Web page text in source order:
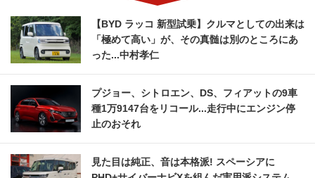
【BYD ラッコ 新型試乗】クルマとしての出来は
「極めて高い」が、その真髄は別のところにあ
った...中村孝仁
プジョー、シトロエン、DS、フィアットの9車
種1万9147台をリコール...走行中にエンジン停
止のおそれ
見た目は純正、音は本格派! スペーシアに